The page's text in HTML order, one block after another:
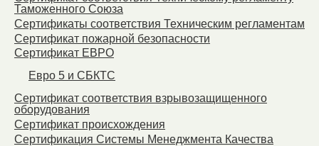
Таможенного Союза
Сертификаты соответствия Техническим регламентам
Сертификат пожарной безопасности
Сертификат ЕВРО
Евро 5 и СБКТС
Сертификат соответствия взрывозащищенного
оборудования
Сертификат происхождения
Сертификация Системы Менеджмента Качества